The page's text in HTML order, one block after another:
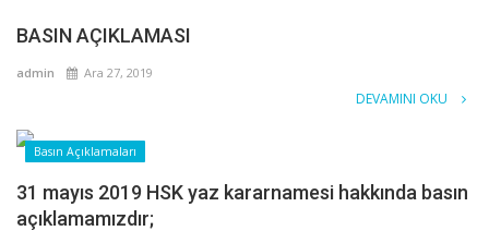
BASIN AÇIKLAMASI
admin Ara 27, 2019
DEVAMINI OKU
Basın Açıklamaları
31 mayıs 2019 HSK yaz kararnamesi hakkında basın
açıklamamızdır;